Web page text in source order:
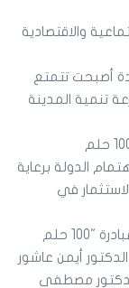
والاقتصادية
أصبحت تتمتع
تنمية المدينة
• ممثلو الجامعات الأجنبية: مُشاركتنا بمُبادرة "100 حلم
الدولة برعاية
في
تنفيذًا لتوجيهات القيادة السياسية باستكمال مُبادرة "100 حلم
أيمن عاشور
مصطفى